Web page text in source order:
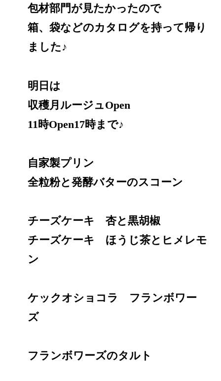
包材部門が見たかったので
箱、袋などのカタログを持って帰り
ました♪
明日は
収穫月ルージュOpen
11時Open17時まで♪
自家製プリン
全粒粉と発酵バターのスコーン
チーズケーキ 杏と黒胡椒
チーズケーキ ほうじ茶とヒメレモ
ン
ケックオショコラ フランボワー
ズ
フランボワーズのタルト